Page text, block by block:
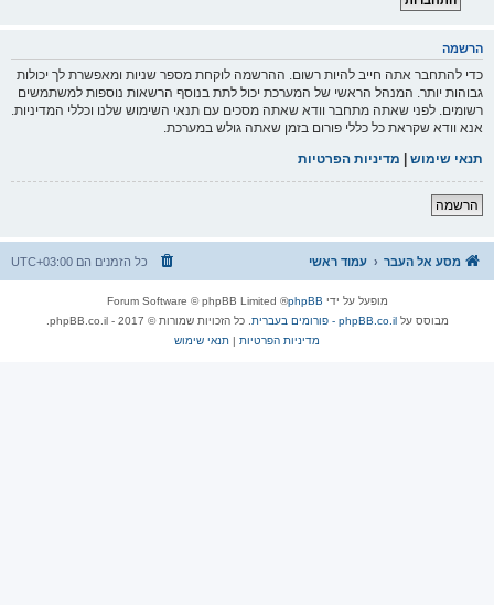
הרשמה
כדי להתחבר אתה חייב להיות רשום. ההרשמה לוקחת מספר שניות ומאפשרת לך יכולות
גבוהות יותר. המנהל הראשי של המערכת יכול לתת בנוסף הרשאות נוספות למשתמשים
רשומים. לפני שאתה מתחבר וודא שאתה מסכים עם תנאי השימוש שלנו וכללי המדיניות.
אנא וודא שקראת כל כללי פורום בזמן שאתה גולש במערכת.
תנאי שימוש | מדיניות הפרטיות
הרשמה
מסע אל העבר עמוד ראשי כל הזמנים הם UTC+03:00
מופעל על ידי phpBB
® Forum Software © phpBB Limited
מבוסס עלphpBB.co.il - פורומים בעברית
. כל הזכויות שמורות © 2017 - phpBB.co.il.
מדיניות הפרטיות | תנאי שימוש